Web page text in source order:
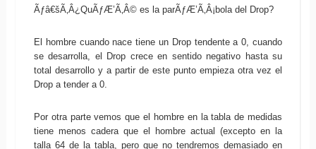
Ãƒâ€šÃ‚Â¿QuÃƒÆ’Ã‚Â© es la parÃƒÆ’Ã‚Â¡bola del Drop?
El hombre cuando nace tiene un Drop tendente a 0, cuando
se desarrolla, el Drop crece en sentido negativo hasta su
total desarrollo y a partir de este punto empieza otra vez el
Drop a tender a 0.
Por otra parte vemos que el hombre en la tabla de medidas
tiene menos cadera que el hombre actual (excepto en la
talla 64 de la tabla, pero que no tendremos demasiado en